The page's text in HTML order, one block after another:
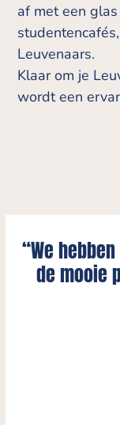
af met een
Leuvenaars.
Klaar om je
wordt een
“We
de mooie